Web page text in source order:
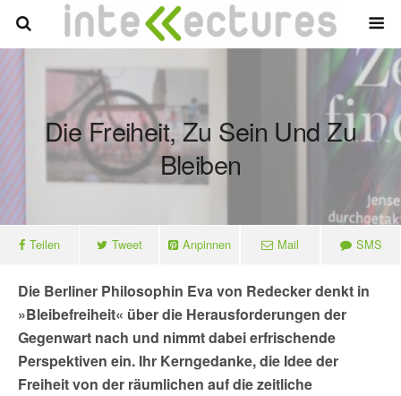
Die Freiheit, Zu Sein Und Zu
Bleiben
Teilen Tweet Anpinnen Mail SMS
Die Berliner Philosophin Eva von Redecker denkt in
»Bleibefreiheit« über die Herausforderungen der
Gegenwart nach und nimmt dabei erfrischende
Perspektiven ein. Ihr Kerngedanke, die Idee der
Freiheit von der räumlichen auf die zeitliche